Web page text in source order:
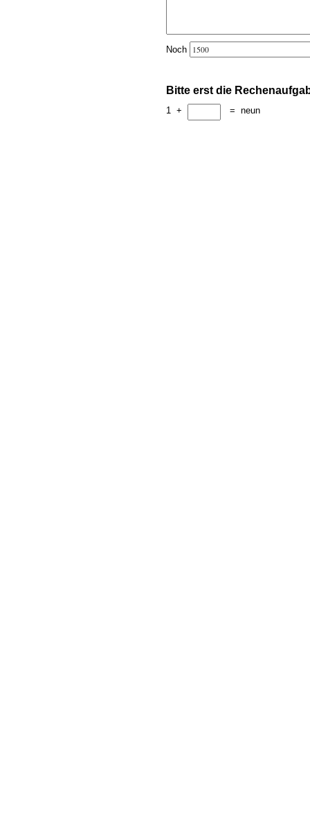
Noch
Bitte erst die
1 + = neun